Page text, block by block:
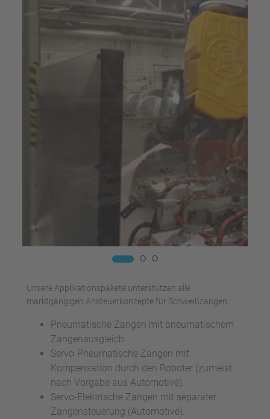
Unsere Applikationspakete unterstützen alle
marktgängigen Ansteuerkonzepte für Schweißzangen:
Pneumatische Zangen mit pneumatischem
Zangenausgleich
Servo-Pneumatische Zangen mit
Kompensation durch den Roboter (zumeist
nach Vorgabe aus Automotive).
Servo-Elektrische Zangen mit separater
Zangensteuerung (Automotive).